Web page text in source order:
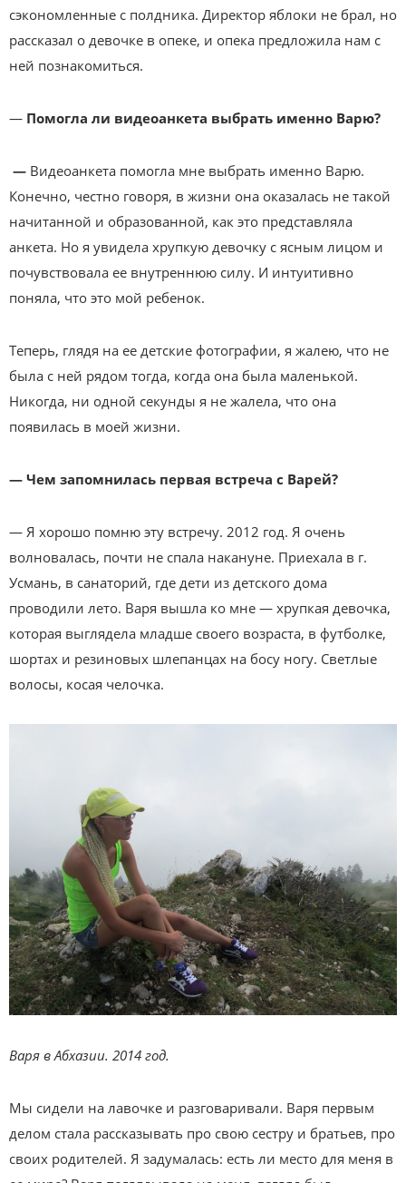
сэкономленные с полдника. Директор яблоки не брал, но
рассказал о девочке в опеке, и опека предложила нам с
ней познакомиться.
— Помогла ли видеоанкета выбрать именно Варю?
— Видеоанкета помогла мне выбрать именно Варю.
Конечно, честно говоря, в жизни она оказалась не такой
начитанной и образованной, как это представляла
анкета. Но я увидела хрупкую девочку с ясным лицом и
почувствовала ее внутреннюю силу. И интуитивно
поняла, что это мой ребенок.
Теперь, глядя на ее детские фотографии, я жалею, что не
была с ней рядом тогда, когда она была маленькой.
Никогда, ни одной секунды я не жалела, что она
появилась в моей жизни.
— Чем запомнилась первая встреча с Варей?
— Я хорошо помню эту встречу. 2012 год. Я очень
волновалась, почти не спала накануне. Приехала в г.
Усмань, в санаторий, где дети из детского дома
проводили лето. Варя вышла ко мне — хрупкая девочка,
которая выглядела младше своего возраста, в футболке,
шортах и резиновых шлепанцах на босу ногу. Светлые
волосы, косая челочка.
Варя в Абхазии. 2014 год.
Мы сидели на лавочке и разговаривали. Варя первым
делом стала рассказывать про свою сестру и братьев, про
своих родителей. Я задумалась: есть ли место для меня в